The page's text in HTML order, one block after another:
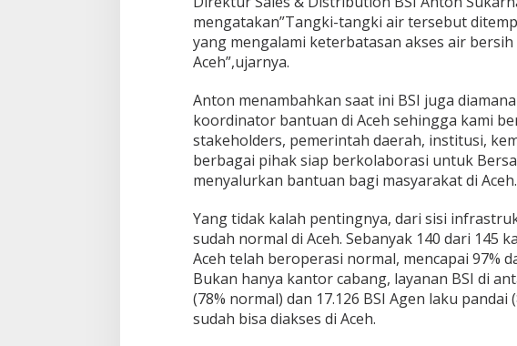
mengatakan”Tangki-tangki air tersebut
yang mengalami keterbatasan akses air bersih
Aceh”,ujarnya.
Anton menambahkan saat ini BSI juga
koordinator bantuan di Aceh sehingga kami
stakeholders, pemerintah daerah, institusi,
berbagai pihak siap berkolaborasi untuk
menyalurkan bantuan bagi masyarakat di Aceh.
Yang tidak kalah pentingnya, dari sisi
sudah normal di Aceh. Sebanyak 140 dari 145
Aceh telah beroperasi normal, mencapai 97%
Bukan hanya kantor cabang, layanan BSI di
(78% normal) dan 17.126 BSI Agen laku pandai
sudah bisa diakses di Aceh.